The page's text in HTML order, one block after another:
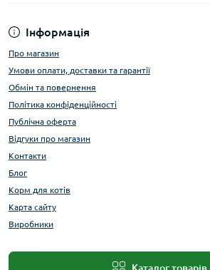
Інформація
Про магазин
Умови оплати, доставки та гарантії
Обмін та повернення
Політика конфіденційності
Публічна оферта
Відгуки про магазин
Контакти
Блог
Корм для котів
Карта сайту
Виробники